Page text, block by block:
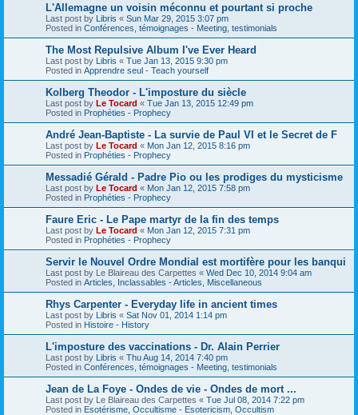
L'Allemagne un voisin méconnu et pourtant si proche
Last post by Libris « Sun Mar 29, 2015 3:07 pm
Posted in Conférences, témoignages - Meeting, testimonials
The Most Repulsive Album I've Ever Heard
Last post by Libris « Tue Jan 13, 2015 9:30 pm
Posted in Apprendre seul - Teach yourself
Kolberg Theodor - L'imposture du siècle
Last post by Le Tocard « Tue Jan 13, 2015 12:49 pm
Posted in Prophéties - Prophecy
André Jean-Baptiste - La survie de Paul VI et le Secret de F
Last post by Le Tocard « Mon Jan 12, 2015 8:16 pm
Posted in Prophéties - Prophecy
Messadié Gérald - Padre Pio ou les prodiges du mysticisme
Last post by Le Tocard « Mon Jan 12, 2015 7:58 pm
Posted in Prophéties - Prophecy
Faure Eric - Le Pape martyr de la fin des temps
Last post by Le Tocard « Mon Jan 12, 2015 7:31 pm
Posted in Prophéties - Prophecy
Servir le Nouvel Ordre Mondial est mortifère pour les banqui
Last post by Le Blaireau des Carpettes « Wed Dec 10, 2014 9:04 am
Posted in Articles, Inclassables - Articles, Miscellaneous
Rhys Carpenter - Everyday life in ancient times
Last post by Libris « Sat Nov 01, 2014 1:14 pm
Posted in Histoire - History
L'imposture des vaccinations - Dr. Alain Perrier
Last post by Libris « Thu Aug 14, 2014 7:40 pm
Posted in Conférences, témoignages - Meeting, testimonials
Jean de La Foye - Ondes de vie - Ondes de mort ...
Last post by Le Blaireau des Carpettes « Tue Jul 08, 2014 7:22 pm
Posted in Esotérisme, Occultisme - Esotericism, Occultism